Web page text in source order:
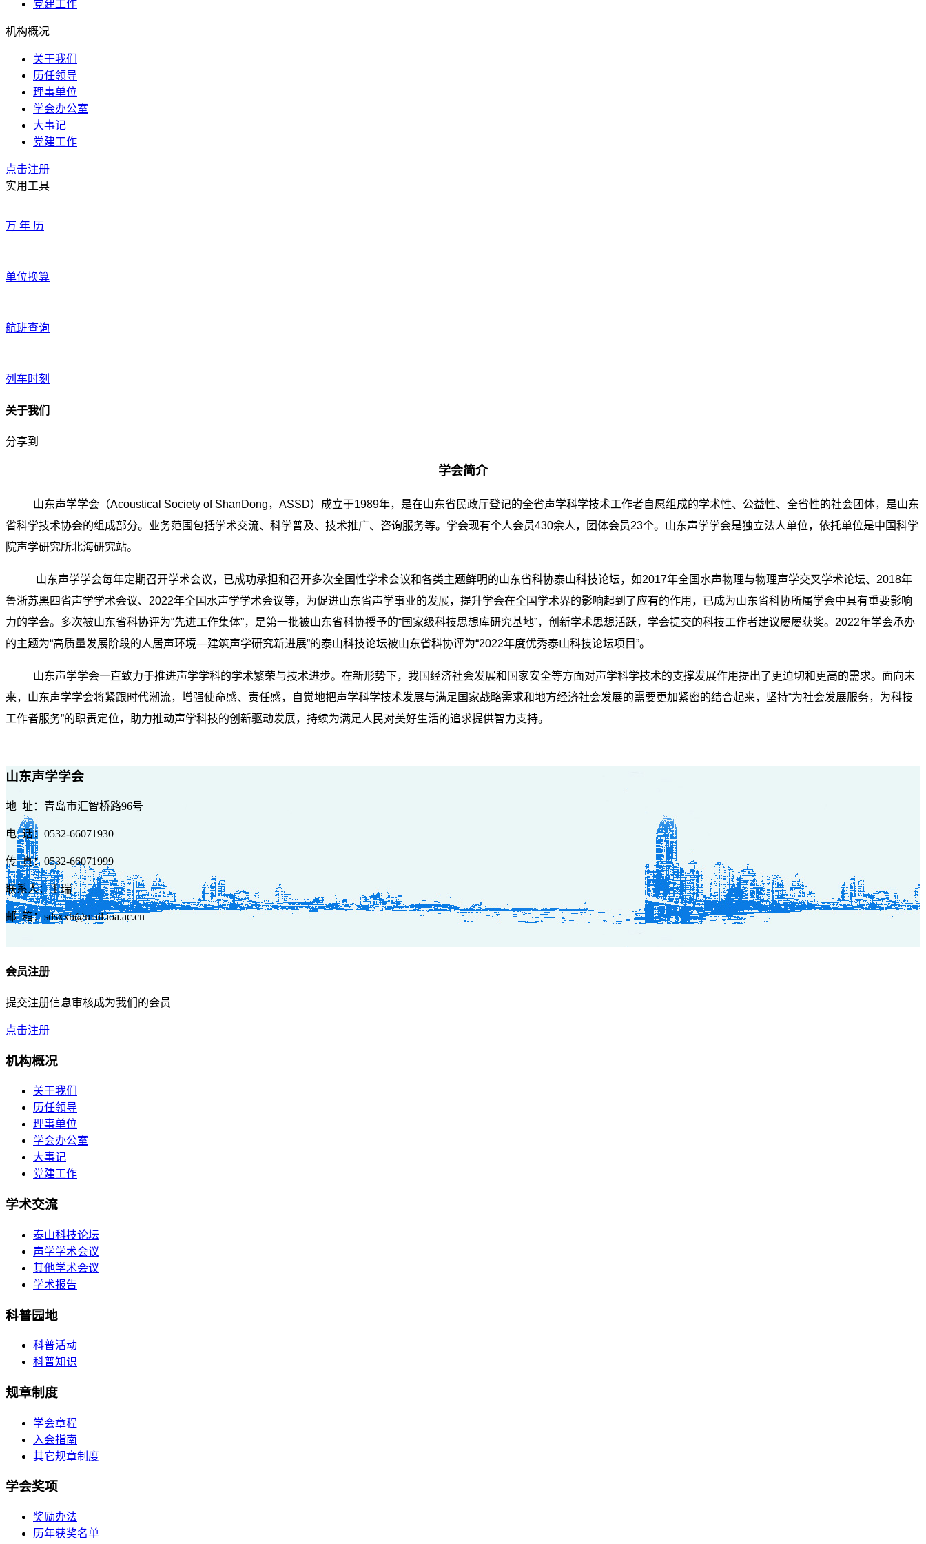
党建工作
机构概况
关于我们
历任领导
理事单位
学会办公室
大事记
党建工作
点击注册
实用工具
万 年 历
单位换算
航班查询
列车时刻
关于我们
分享到
学会简介
山东声学学会（Acoustical Society of ShanDong，ASSD）成立于1989年，是在山东省民政厅登记的全省声学科学技术工作者自愿组成的学术性、公益性、全省性的社会团体，是山东
省科学技术协会的组成部分。业务范围包括学术交流、科学普及、技术推广、咨询服务等。学会现有个人会员430余人，团体会员23个。山东声学学会是独立法人单位，依托单位是中国科学
院声学研究所北海研究站。
山东声学学会每年定期召开学术会议，已成功承担和召开多次全国性学术会议和各类主题鲜明的山东省科协泰山科技论坛，如2017年全国水声物理与物理声学交叉学术论坛、2018年
鲁浙苏黑四省声学学术会议、2022年全国水声学学术会议等，为促进山东省声学事业的发展，提升学会在全国学术界的影响起到了应有的作用，已成为山东省科协所属学会中具有重要影响
力的学会。多次被山东省科协评为“先进工作集体”，是第一批被山东省科协授予的“国家级科技思想库研究基地”，创新学术思想活跃，学会提交的科技工作者建议屡屡获奖。2022年学会承办
的主题为“高质量发展阶段的人居声环境—建筑声学研究新进展”的泰山科技论坛被山东省科协评为“2022年度优秀泰山科技论坛项目”。
山东声学学会一直致力于推进声学学科的学术繁荣与技术进步。在新形势下，我国经济社会发展和国家安全等方面对声学科学技术的支撑发展作用提出了更迫切和更高的需求。面向未
来，山东声学学会将紧跟时代潮流，增强使命感、责任感，自觉地把声学科学技术发展与满足国家战略需求和地方经济社会发展的需要更加紧密的结合起来，坚持“为社会发展服务，为科技
工作者服务”的职责定位， 助力推动声学科技的创新驱动发展，持续为满足人民对美好生活的追求提供智力支持。
山东声学学会
地 址：青岛市汇智桥路96号
电 话：0532-66071930
传 真：0532-66071999
联系人：王瑞
邮 箱：sdsxxh@mail.ioa.ac.cn
会员注册
提交注册信息审核成为我们的会员
点击注册
机构概况
关于我们
历任领导
理事单位
学会办公室
大事记
党建工作
学术交流
泰山科技论坛
声学学术会议
其他学术会议
学术报告
科普园地
科普活动
科普知识
规章制度
学会章程
入会指南
其它规章制度
学会奖项
奖励办法
历年获奖名单